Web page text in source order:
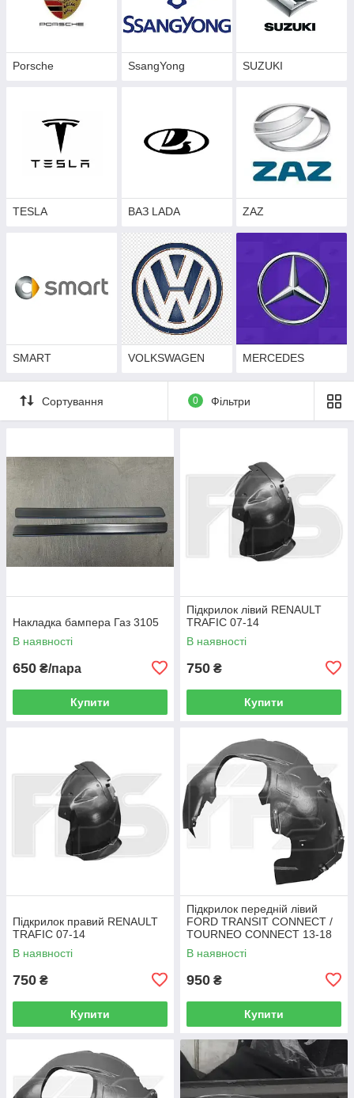
Porsche SsangYong SUZUKI
TESLA ВАЗ LADA ZAZ
SMART VOLKSWAGEN MERCEDES
Сортування 0 Фільтри
Накладка бампера Газ 3105
В наявності
650 ₴/пара
Купити
Підкрилок лівий RENAULT
TRAFIC 07-14
В наявності
750 ₴
Купити
Підкрилок правий RENAULT
TRAFIC 07-14
В наявності
750 ₴
Купити
Підкрилок передній лівий
FORD TRANSIT CONNECT /
TOURNEO CONNECT 13-18
В наявності
950 ₴
Купити